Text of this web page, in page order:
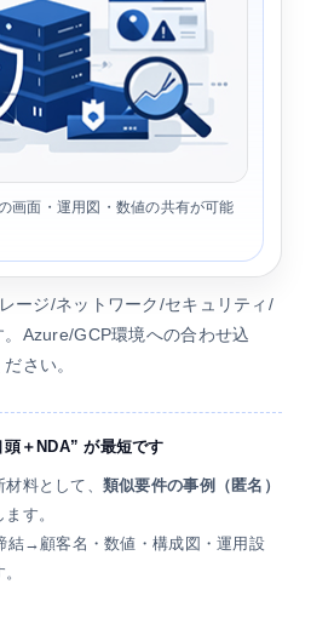
画面・運用図・数値の共有が可能
ージ/ネットワーク/セキュリティ/
Azure/GCP環境への合わせ込
さい。
＋NDA” が最短です
料として、 類似要件の事例（匿名）
す。
結→顧客名・数値・構成図・運用設